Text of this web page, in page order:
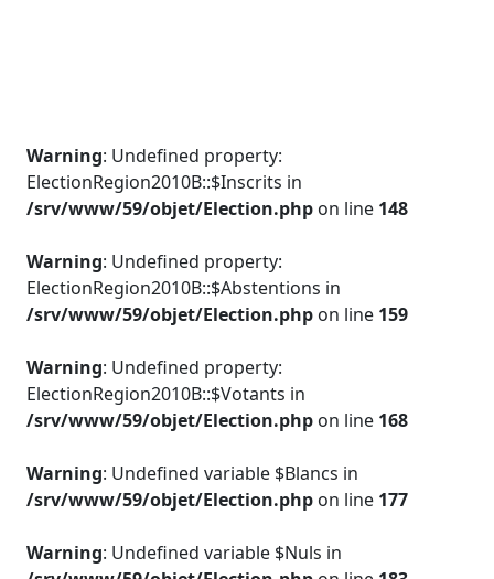
Warning: Undefined property:
ElectionRegion2010B::$Inscrits in
/srv/www/59/objet/Election.php on line 148
Warning: Undefined property:
ElectionRegion2010B::$Abstentions in
/srv/www/59/objet/Election.php on line 159
Warning: Undefined property:
ElectionRegion2010B::$Votants in
/srv/www/59/objet/Election.php on line 168
Warning: Undefined variable $Blancs in
/srv/www/59/objet/Election.php on line 177
Warning: Undefined variable $Nuls in